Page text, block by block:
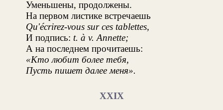
Уменьшены, продолжены.
На первом листике встречаешь
Qu'écrirez-vous sur ces tablettes,
И подпись: t. à v. Annette;
А на последнем прочитаешь:
«Кто любит более тебя,
Пусть пишет далее меня».
XXIX